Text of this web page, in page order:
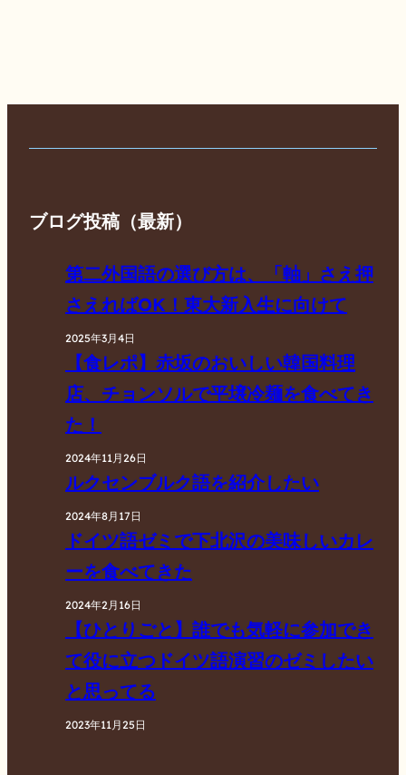
ブログ投稿（最新）
第二外国語の選び方は、「軸」さえ押
さえればOK！東大新入生に向けて
2025年3月4日
【食レポ】赤坂のおいしい韓国料理
店、チョンソルで平壌冷麺を食べてき
た！
2024年11月26日
ルクセンブルク語を紹介したい
2024年8月17日
ドイツ語ゼミで下北沢の美味しいカレ
ーを食べてきた
2024年2月16日
【ひとりごと】誰でも気軽に参加でき
て役に立つドイツ語演習のゼミしたい
と思ってる
2023年11月25日